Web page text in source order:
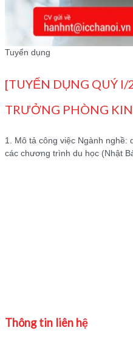
Tuyển dụng
[TUYỂN DỤNG QUÝ
TRƯỞNG PHÒNG
1. Mô tả công việc Ngành nghề:
các chương trình du học (Nhật
Thông tin liên hệ